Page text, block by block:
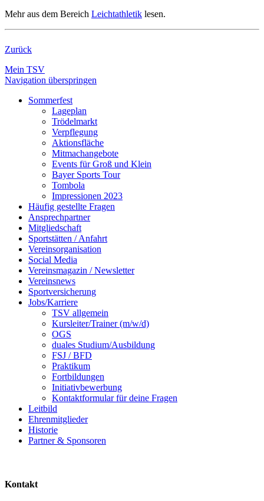
Mehr aus dem Bereich Leichtathletik lesen.
Zurück
Mein TSV
Navigation überspringen
Sommerfest
Lageplan
Trödelmarkt
Verpflegung
Aktionsfläche
Mitmachangebote
Events für Groß und Klein
Bayer Sports Tour
Tombola
Impressionen 2023
Häufig gestellte Fragen
Ansprechpartner
Mitgliedschaft
Sportstätten / Anfahrt
Vereinsorganisation
Social Media
Vereinsmagazin / Newsletter
Vereinsnews
Sportversicherung
Jobs/Karriere
TSV allgemein
Kursleiter/Trainer (m/w/d)
OGS
duales Studium/Ausbildung
FSJ / BFD
Praktikum
Fortbildungen
Initiativbewerbung
Kontaktformular für deine Fragen
Leitbild
Ehrenmitglieder
Historie
Partner & Sponsoren
Kontakt